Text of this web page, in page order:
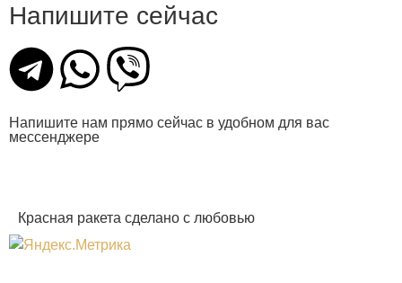
Напишите сейчас
Напишите нам прямо сейчас в удобном для вас
мессенджере
Красная ракета сделано с любовью